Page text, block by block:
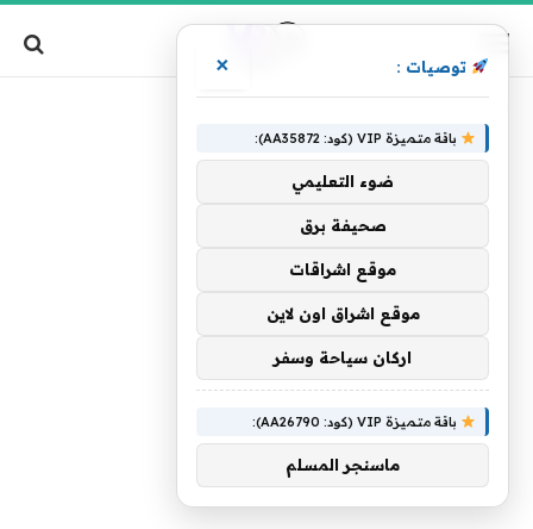
توصيات : ×
باقة متميزة VIP (كود: AA35872):
ضوء التعليمي
صحيفة برق
موقع اشراقات
موقع اشراق اون لاين
اركان سياحة وسفر
باقة متميزة VIP (كود: AA26790):
ماسنجر المسلم